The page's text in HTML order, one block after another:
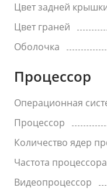
Цвет задней
Цвет граней
Оболочка
Процессор
Операционная
Процессор
Количество ядер
Частота
Видеопроцессор